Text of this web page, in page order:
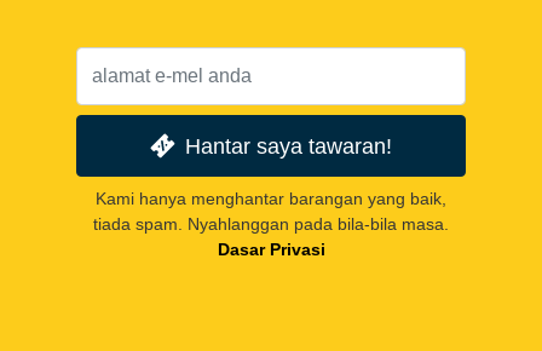
Hantar saya tawaran!
Kami hanya menghantar barangan yang baik,
tiada spam. Nyahlanggan pada bila-bila masa.
Dasar Privasi